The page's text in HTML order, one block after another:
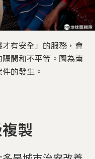
有安全」的服務，會
閡和不平等。圖為南
的發生。
製